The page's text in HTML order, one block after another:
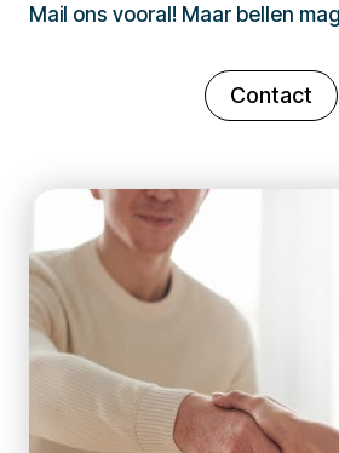
Mail ons vooral! Maar bellen
Contact